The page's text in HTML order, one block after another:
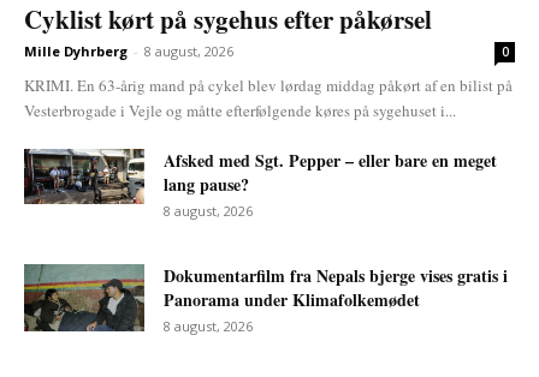
Cyklist kørt på sygehus efter påkørsel
Mille Dyhrberg - 8 august, 2026 0
KRIMI. En 63-årig mand på cykel blev lørdag middag påkørt af en bilist på
Vesterbrogade i Vejle og måtte efterfølgende køres på sygehuset i...
Afsked med Sgt. Pepper – eller bare en meget
lang pause?
8 august, 2026
Dokumentarfilm fra Nepals bjerge vises gratis i
Panorama under Klimafolkemødet
8 august, 2026